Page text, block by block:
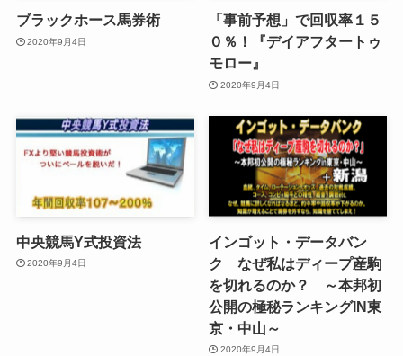
ブラックホース馬券術
2020年9月4日
「事前予想」で回収率１５
０％！『デイアフタートゥ
モロー』
2020年9月4日
中央競馬Y式投資法
2020年9月4日
インゴット・データバン
ク なぜ私はディープ産駒
を切れるのか？ ～本邦初
公開の極秘ランキングIN東
京・中山～
2020年9月4日